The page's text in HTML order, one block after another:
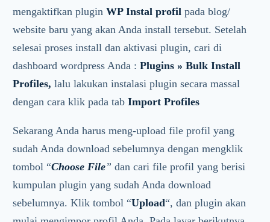
mengaktifkan pluginWP Instal profil pada blog/
website baru yang akan Anda install tersebut. Setelah
selesai proses install dan aktivasi plugin, cari di
dashboard wordpress Anda :Plugins » Bulk Install
Profiles, lalu lakukan instalasi plugin secara massal
dengan cara klik pada tabImport Profiles
Sekarang Anda harus meng-upload file profil yang
sudah Anda download sebelumnya dengan mengklik
tombol “Choose File” dan cari file profil yang berisi
kumpulan plugin yang sudah Anda download
sebelumnya. Klik tombol “Upload“, dan plugin akan